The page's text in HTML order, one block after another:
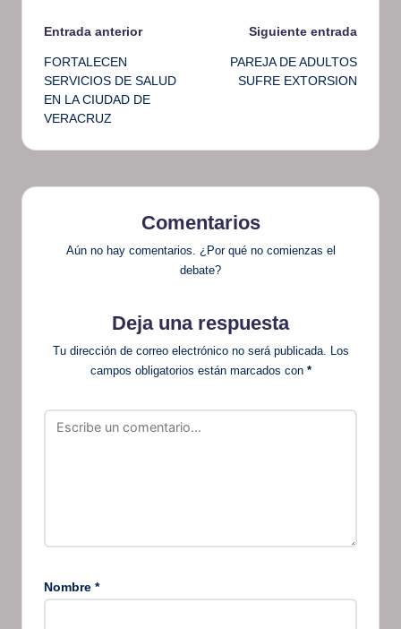
Navegación
de
entradas
Entrada anterior
FORTALECEN
SERVICIOS DE SALUD
EN LA CIUDAD DE
VERACRUZ
Siguiente entrada
PAREJA DE ADULTOS
SUFRE EXTORSION
Comentarios
Aún no hay comentarios. ¿Por qué no comienzas el
debate?
Deja una respuesta
Tu dirección de correo electrónico no será publicada.
Los
campos obligatorios están marcados con *
Nombre *